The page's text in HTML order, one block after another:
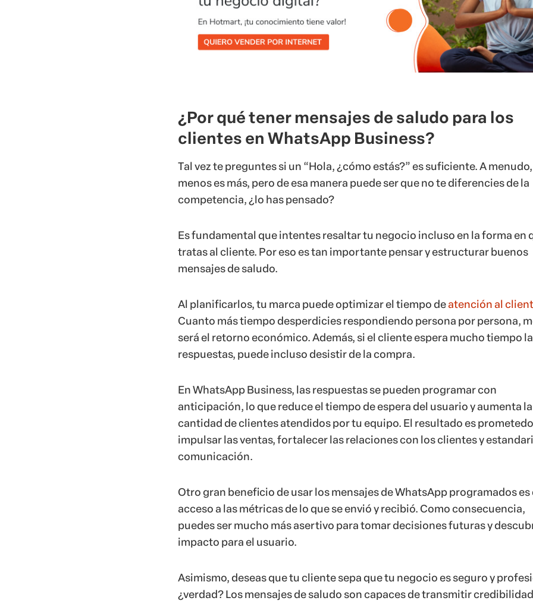
¿Por qué tener mensajes de saludo para los
clientes en WhatsApp Business?
Tal vez te preguntes si un “Hola, ¿cómo estás?” es suficiente. A menudo,
menos es más, pero de esa manera puede ser que no te diferencies de la
competencia, ¿lo has pensado?
Es fundamental que intentes resaltar tu negocio incluso en la forma en
tratas al cliente. Por eso es tan importante pensar y estructurar buenos
mensajes de saludo.
Al planificarlos, tu marca puede optimizar el tiempo deatención al
Cuanto más tiempo desperdicies respondiendo persona por persona,
será el retorno económico. Además, si el cliente espera mucho tiempo
respuestas, puede incluso desistir de la compra.
En WhatsApp Business, las respuestas se pueden programar con
anticipación, lo que reduce el tiempo de espera del usuario y aumenta la
cantidad de clientes atendidos por tu equipo. El resultado es
impulsar las ventas, fortalecer las relaciones con los clientes y
comunicación.
Otro gran beneficio de usar los mensajes de WhatsApp programados es
acceso a las métricas de lo que se envió y recibió. Como consecuencia,
puedes ser mucho más asertivo para tomar decisiones futuras y
impacto para el usuario.
Asimismo, deseas que tu cliente sepa que tu negocio es seguro y
¿verdad? Los mensajes de saludo son capaces de transmitir